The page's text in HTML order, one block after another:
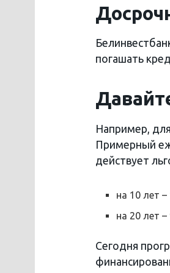
погашать
Например,
Примерный
действует
на 10 лет
на 20 лет
Сегодня